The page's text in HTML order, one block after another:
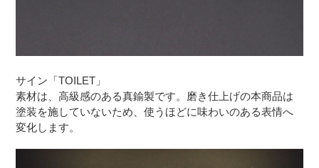
サイン「TOILET」
素材は、高級感のある真鍮製です。磨き仕上げの本商品は
塗装を施していないため、使うほどに味わいのある表情へ
変化します。